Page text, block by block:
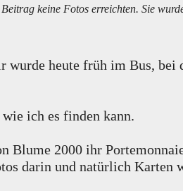
keine Fotos erreichten. Sie
wurde heute früh im Bus,
ich es finden kann.
Blume 2000 ihr
darin und natürlich Karten